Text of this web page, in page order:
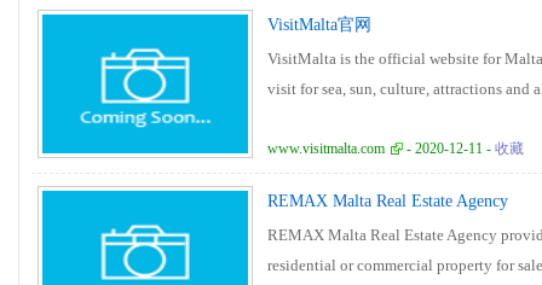
Malta Visa Application Centre website
of
VisitMalta官网
VisitMalta is the official website for
visit for sea, sun, culture, attractions and
www.visitmalta.com - 2020-12-11 - 收藏
REMAX Malta Real Estate Agency
REMAX Malta Real Estate Agency
residential or commercial property for